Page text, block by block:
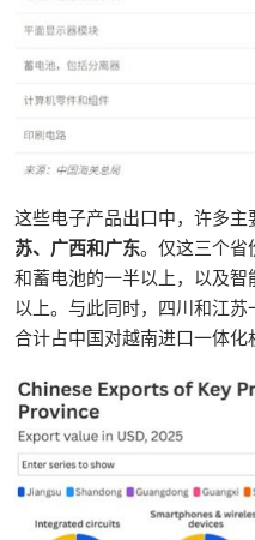
这些电子产品出口中，许多主
苏、广西和广东。仅这三个省
和蓄电池的一半以上，以及
以上。与此同时，四川和江
合计占中国对越南进口一体化